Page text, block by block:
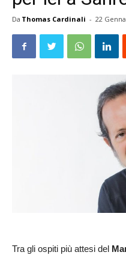
Da Thomas Cardinali - 22
Tra gli ospiti più attesi del